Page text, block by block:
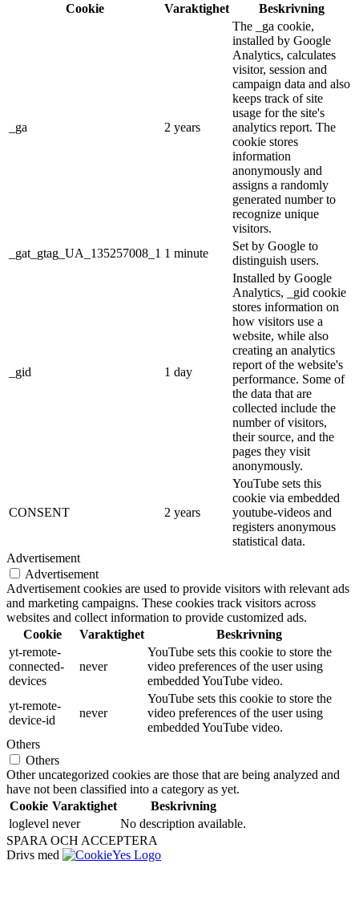
Cookie
Varaktighet Beskrivning
_ga 2 years
The _ga cookie,
installed by Google
Analytics, calculates
visitor, session and
campaign data and also
keeps track of site
usage for the site's
analytics report. The
cookie stores
information
anonymously and
assigns a randomly
generated number to
recognize unique
visitors.
_gat_gtag_UA_135257008_1 1 minute
Set by Google to
distinguish users.
_gid 1 day
Installed by Google
Analytics, _gid cookie
stores information on
how visitors use a
website, while also
creating an analytics
report of the website's
performance. Some of
the data that are
collected include the
number of visitors,
their source, and the
pages they visit
anonymously.
CONSENT 2 years
YouTube sets this
cookie via embedded
youtube-videos and
registers anonymous
statistical data.
Advertisement
Advertisement
Advertisement cookies are used to provide visitors with relevant ads
and marketing campaigns. These cookies track visitors across
websites and collect information to provide customized ads.
Cookie
Varaktighet
Beskrivning
yt-remote-
connected-
devices
never
YouTube sets this cookie to store the
video preferences of the user using
embedded YouTube video.
yt-remote-
device-id
never
YouTube sets this cookie to store the
video preferences of the user using
embedded YouTube video.
Others
Others
Other uncategorized cookies are those that are being analyzed and
have not been classified into a category as yet.
Cookie Varaktighet
Beskrivning
loglevel never
No description available.
SPARA OCH ACCEPTERA
Drivs med